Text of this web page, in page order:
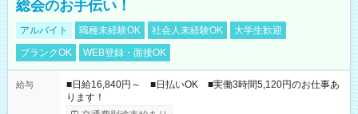
総会のお手伝い！
アルバイト 職種未経験OK 社会人未経験OK
大学生歓迎
ブランクOK
WEB登録・面接OK
給与
■日給16,840円～ ■日払いOK ■実働3時間5,120円のお仕事あ
ります！